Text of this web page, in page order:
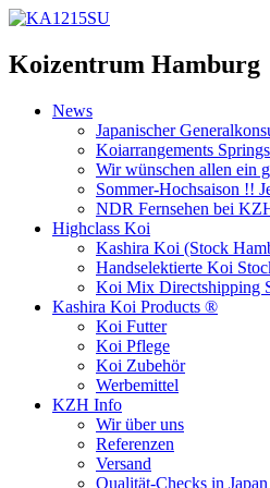
Koizentrum Hamburg
News
Japanischer
Koiarrangements
Wir wünschen allen ein
Sommer-Hochsaison !!
NDR Fernsehen bei
Highclass Koi
Kashira Koi (Stock
Handselektierte Koi
Koi Mix Directshipping
Kashira Koi Products ®
Koi Futter
Koi Pflege
Koi Zubehör
Werbemittel
KZH Info
Wir über uns
Referenzen
Versand
Qualität-Checks in Japan